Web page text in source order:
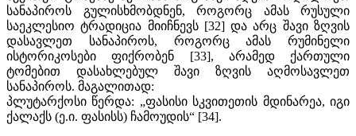
სანაპიროს გულისხმობდნენ, როგორც ამას რუსული
საეკლესიო ტრადიცია მიიჩნევს [32] და არც შავი ზღვის
დასავლეთ სანაპიროს, როგორც ამას რუმინელი
ისტორიკოსები ფიქრობენ [33], არამედ ქართული
ტომებით დასახლებულ შავი ზღვის აღმოსავლეთ
სანაპიროს. მაგალითად:
პლუტარქოსი წერდა: „ფასისი სკვითეთის მდინარეა, იგი
ქალაქს (ე.ი. ფასისს) ჩამოუდის“ [34].